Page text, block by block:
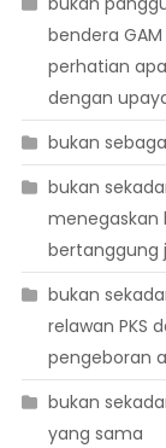
bendera
perhatian
dengan
bukan
bukan
menegaskan
bertanggung
bukan
relawan PKS
pengeboran
bukan
yang sama